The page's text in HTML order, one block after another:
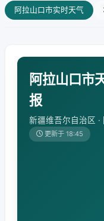
阿拉山口市实时天气
阿拉山口市
报
新疆维吾尔自治区 ·
更新于 18:45